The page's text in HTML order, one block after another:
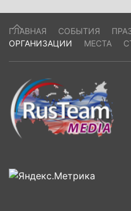
ГЛАВНАЯ СОБЫТИЯ
ОРГАНИЗАЦИИ
МЕСТА